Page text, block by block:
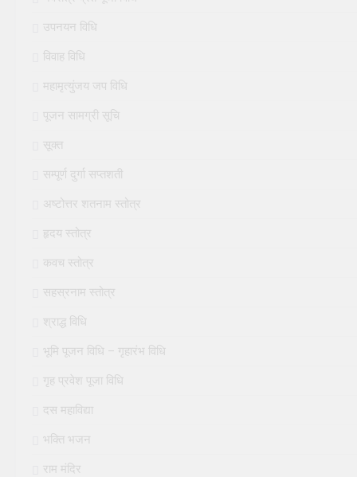
उपनयन विधि
विवाह विधि
महामृत्युंजय जप विधि
पूजन सामग्री सूचि
सूक्त
सम्पूर्ण दुर्गा सप्तशती
अष्टोत्तर शतनाम स्तोत्र
हृदय स्तोत्र
कवच स्तोत्र
सहस्रनाम स्तोत्र
श्राद्ध विधि
भूमि पूजन विधि – गृहारंभ विधि
गृह प्रवेश पूजा विधि
दस महाविद्या
भक्ति भजन
राम मंदिर